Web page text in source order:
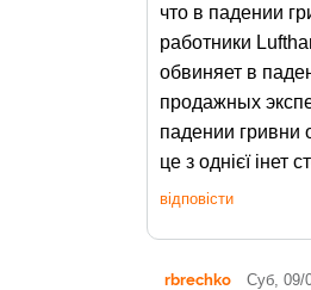
что в падении
работники
обвиняет в
продажных
падении гривни
це з однієї інет
відповісти
rbrechko Суб, 09/